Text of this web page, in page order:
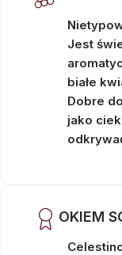
Jest
białe
Dobre
jako
OKIEM